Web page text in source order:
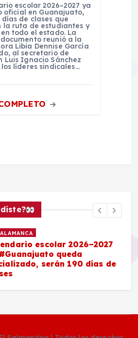
escolar 2026–2027 ya
oficial en Guanajuato,
días de clases que
la ruta de estudiantes y
todo el estado. La
reunió a la
Libia Dennise García
al secretario de
Luis Ignacio Sánchez
los líderes sindicales…
escolar 2026–2027
queda
serán 190 días de